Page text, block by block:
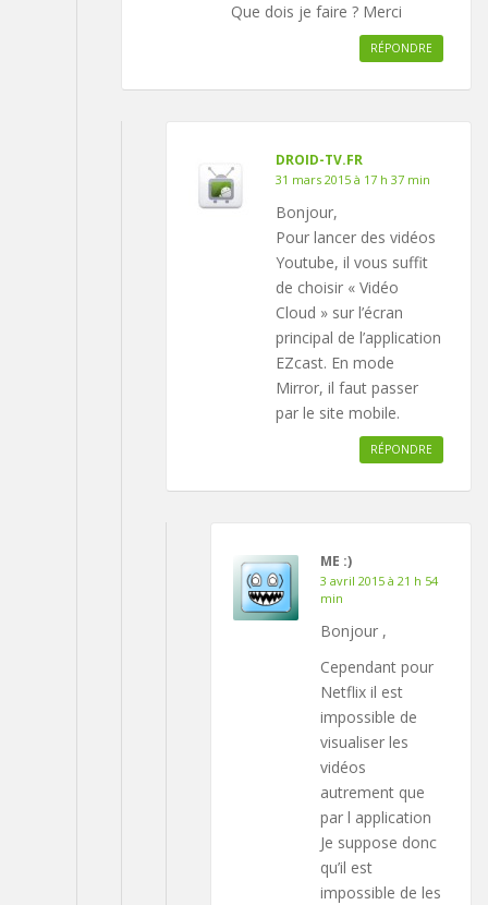
Que dois je faire ? Merci
RÉPONDRE
DROID-TV.FR
31 mars 2015 à 17 h 37 min
Bonjour,
Pour lancer des vidéos
Youtube, il vous suffit
de choisir « Vidéo
Cloud » sur l’écran
principal de l’application
EZcast. En mode
Mirror, il faut passer
par le site mobile.
RÉPONDRE
ME :)
3 avril 2015 à 21 h 54
min
Bonjour ,
Cependant pour
Netflix il est
impossible de
visualiser les
vidéos
autrement que
par l application
Je suppose donc
qu’il est
impossible de les